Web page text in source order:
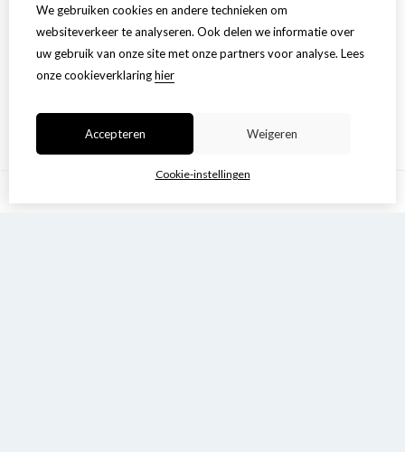
We gebruiken cookies en andere technieken om
websiteverkeer te analyseren. Ook delen we informatie over
uw gebruik van onze site met onze partners voor analyse. Lees
onze cookieverklaringhier
Accepteren Weigeren
Cookie-instellingen